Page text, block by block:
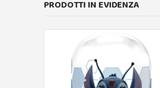
PRODOTTI IN EVIDENZA